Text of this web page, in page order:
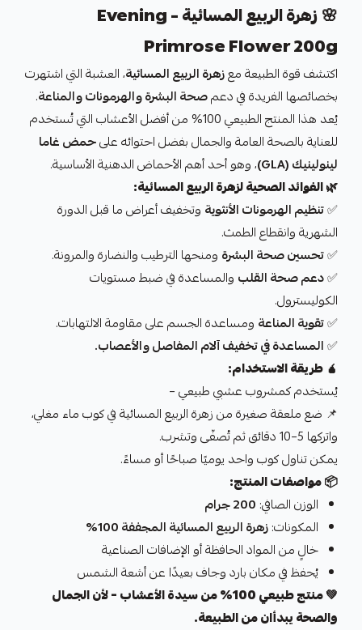
🌸
زهرة الربيع المسائية – Evening
Primrose Flower 200g
اكتشف قوة الطبيعة معزهرة الربيع المسائية، العشبة التي اشتهرت
بخصائصها الفريدة في دعمصحة البشرة والهرمونات والمناعة.
يُعد هذا المنتج الطبيعي 100% من أفضل الأعشاب التي تُستخدم
للعناية بالصحة العامة والجمال بفضل احتوائه علىحمض غاما
لينولينيك (GLA)
، وهو أحد أهم الأحماض الدهنية الأساسية.
🌿الفوائد الصحية لزهرة الربيع المسائية:
✅تنظيم الهرمونات الأنثوية وتخفيف أعراض ما قبل الدورة
الشهرية وانقطاع الطمث.
✅تحسين صحة البشرة ومنحها الترطيب والنضارة والمرونة.
✅دعم صحة القلب والمساعدة في ضبط مستويات
الكوليسترول.
✅تقوية المناعة ومساعدة الجسم على مقاومة الالتهابات.
✅المساعدة في تخفيف آلام المفاصل والأعصاب.
🧉 طريقة الاستخدام:
يُستخدم كمشروب عشبي طبيعي –
📌 ضع ملعقة صغيرة من زهرة الربيع المسائية في كوب ماء مغلي،
واتركها 5–10 دقائق ثم تُصفّى وتشرب.
يمكن تناول كوب واحد يوميًا صباحًا أو مساءً.
📦مواصفات المنتج:
الوزن الصافي: 200 جرام
المكونات:زهرة الربيع المسائية المجففة 100%
خالٍ من المواد الحافظة أو الإضافات الصناعية
يُحفظ في مكان بارد وجاف بعيدًا عن أشعة الشمس
💚
منتج طبيعي 100% من سيدة الأعشاب – لأن الجمال
والصحة يبدأان من الطبيعة.